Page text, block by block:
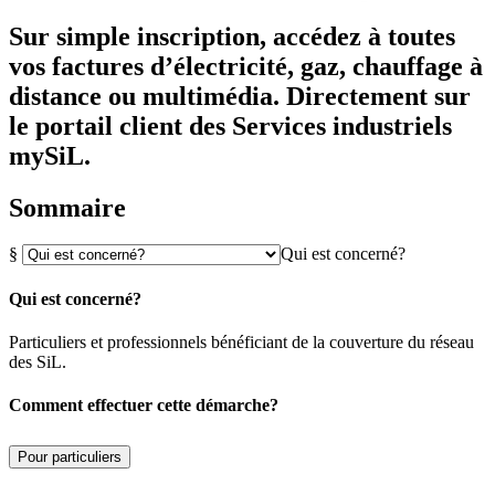
Sur simple inscription, accédez à toutes
vos factures d’électricité, gaz, chauffage à
distance ou multimédia. Directement sur
le portail client des Services industriels
mySiL.
Sommaire
§ Qui est concerné?
Qui est concerné?
Particuliers et professionnels bénéficiant de la couverture du réseau
des SiL.
Comment effectuer cette démarche?
Pour particuliers